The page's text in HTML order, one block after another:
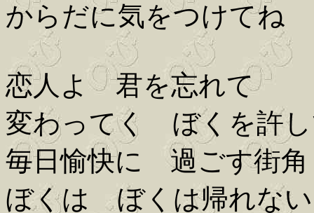
からだに気をつけてね
恋人よ 君を忘れて
変わってく ぼくを許
毎日愉快に 過ごす街角
ぼくは ぼくは帰れない